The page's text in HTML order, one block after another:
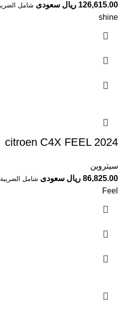
126,615.00 ريال سعودى
شامل
shine
citroen C4X FEEL 2024⁩
سيتروين
86,825.00 ريال سعودى
شامل الضريبة
Feel